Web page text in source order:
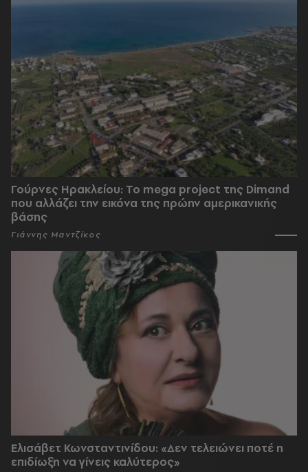
Γούρνες Ηρακλείου: To mega project της Dimand
που αλλάζει την εικόνα της πρώην αμερικανικής
βάσης
Γιάννης Μαντζίκος
Ελισάβετ Κωνσταντινίδου: «Δεν τελειώνει ποτέ η
επιδίωξη να γίνεις καλύτερος»